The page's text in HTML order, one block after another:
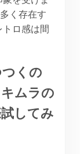
く存在す
ロ感は間
くの
ムラの
してみ